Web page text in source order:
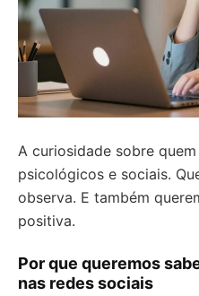
A curiosidade sobre
psicológicos e sociais.
observa. E também
positiva.
Por que queremos
nas redes sociais